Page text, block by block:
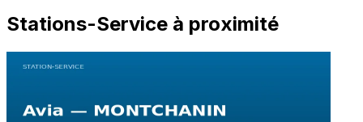
Stations-Service à proximité